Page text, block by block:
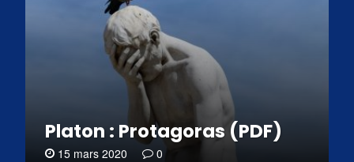
Platon : Protagoras (PDF)
15 mars 2020 0